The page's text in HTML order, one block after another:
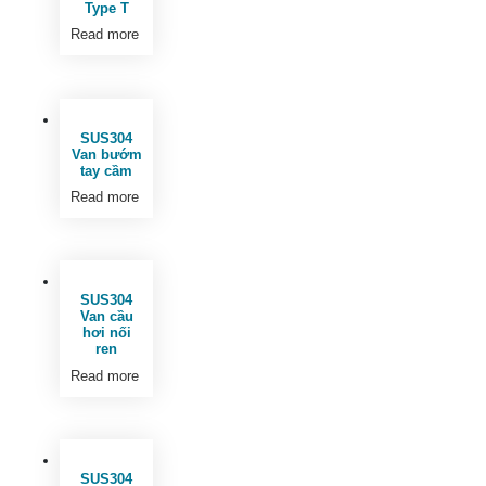
Type T
Read more
SUS304
Van bướm
tay cầm
Read more
SUS304
Van cầu
hơi nối
ren
Read more
SUS304